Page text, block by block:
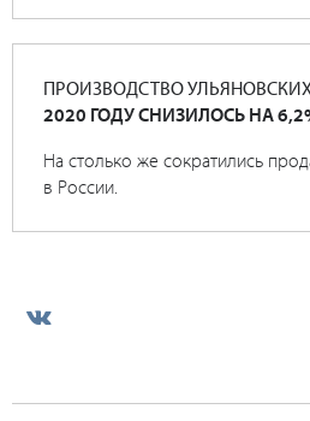
ПРОИЗВОДСТВО
2020 ГОДУ СНИЗИЛОСЬ НА
На столько же сократились
в России.